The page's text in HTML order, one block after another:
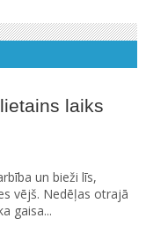
laiks
un bieži līs,
vējš. Nedēļas otrajā
gaisa...